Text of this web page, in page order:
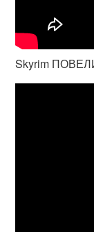
Skyrim